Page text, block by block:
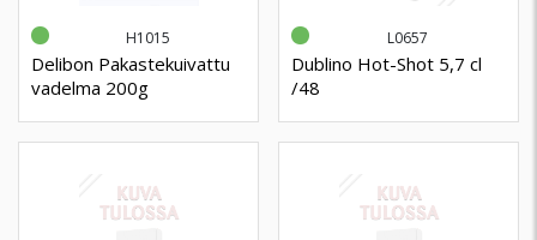
H1015
Delibon Pakastekuivattu
vadelma 200g
L0657
Dublino Hot-Shot 5,7 cl
/48